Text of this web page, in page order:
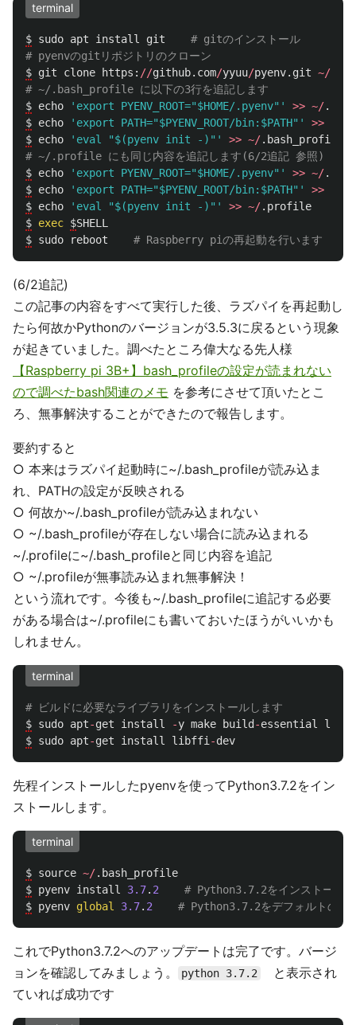
terminal
$ sudo apt install git
# gitのインストール
$ git clone https : //github. com/yyuu/pyenv. git ~/
$ echo ' export PYENV_ROOT="$HOME/.pyenv"' >> ~/.
$ echo ' export PATH="$PYENV_ROOT/bin:$PATH"' >>
$ echo ' eval "$(pyenv init -) "' >> ~/. bash_profile
$ echo ' export PYENV_ROOT="$HOME/.pyenv"' >> ~/.
$ echo ' export PATH="$PYENV_ROOT/bin:$PATH"' >>
$ echo ' eval "$(pyenv init -) "' >> ~/. profile
$ exec $SHELL
$ sudo reboot
(6/2追記)
この記事の内容をすべて実行した後、ラズパイを再起動し
たら何故かPythonのバージョンが3.5.3に戻るという現象
が起きていました。調べたところ偉大なる先人様
【Raspberry pi 3B+】bash_profileの設定が読まれない
ので調べたbash関連のメモ を参考にさせて頂いたとこ
ろ、無事解決することができたので報告します。
要約すると
○ 本来はラズパイ起動時に~/.bash_profileが読み込ま
れ、PATHの設定が反映される
○ 何故か~/.bash_profileが読み込まれない
○ ~/.bash_profileが存在しない場合に読み込まれる
~/.profileに~/.bash_profileと同じ内容を追記
○ ~/.profileが無事読み込まれ無事解決！
という流れです。今後も~/.bash_profileに追記する必要
がある場合は~/.profileにも書いておいたほうがいいかも
しれません。
terminal
$ sudo apt-get install -y make build -essential
$ sudo apt-get install libffi -dev
先程インストールしたpyenvを使ってPython3.7.2をイン
ストールします。
terminal
$ source ~/. bash_profile
$ pyenv install 3.7. 2
$ pyenv global 3.7. 2
これでPython3.7.2へのアップデートは完了です。バージ
ョンを確認してみましょう。
python 3.7.2
と表示され
ていれば成功です